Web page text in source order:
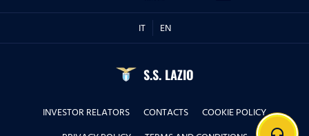
IT EN
S.S. LAZIO
INVESTOR RELATORS CONTACTS
COOKIE POLICY